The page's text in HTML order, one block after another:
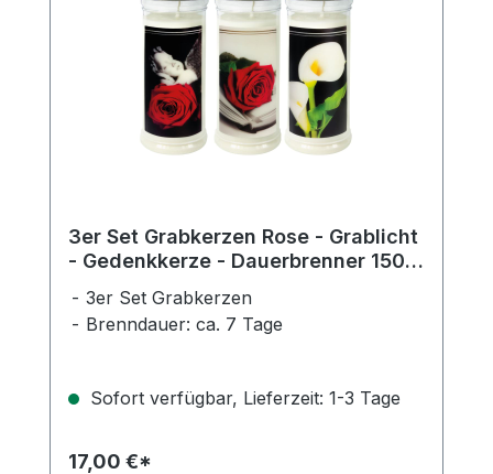
3er Set Grabkerzen Rose - Grablicht
- Gedenkkerze - Dauerbrenner 150-
3er Set Grabkerzen
Brenndauer: ca. 7 Tage
Sofort verfügbar, Lieferzeit: 1-3 Tage
17,00 €*